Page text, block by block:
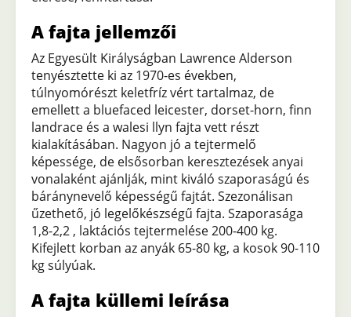
A fajta jellemzői
Az Egyesült Királyságban Lawrence Alderson
tenyésztette ki az 1970-es években,
túlnyomórészt keletfríz vért tartalmaz, de
emellett a bluefaced leicester, dorset-horn, finn
landrace és a walesi llyn fajta vett részt
kialakításában. Nagyon jó a tejtermelő
képessége, de elsősorban keresztezések anyai
vonalaként ajánlják, mint kiváló szaporaságú és
báránynevelő képességű fajtát. Szezonálisan
űzethető, jó legelőkészségű fajta. Szaporasága
1,8-2,2 , laktációs tejtermelése 200-400 kg.
Kifejlett korban az anyák 65-80 kg, a kosok 90-110
kg súlyúak.
A fajta küllemi leírása